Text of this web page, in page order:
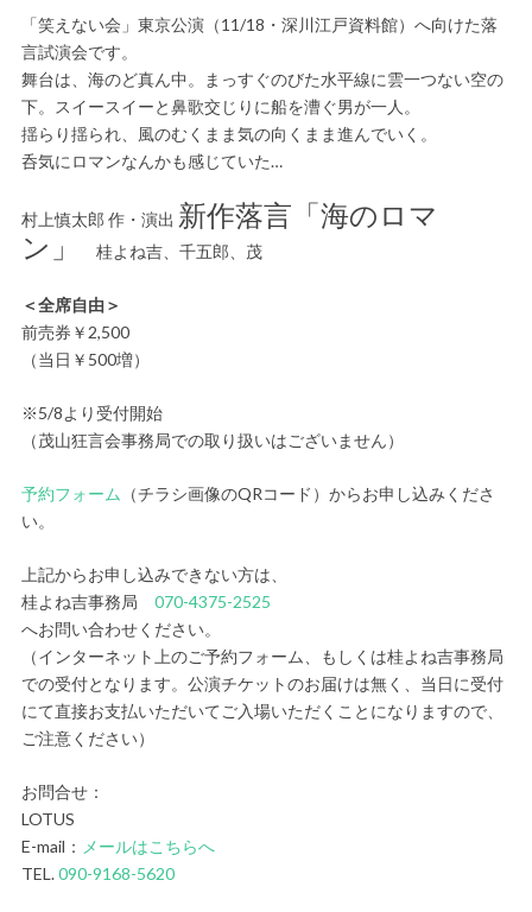
「笑えない会」東京公演（11/18・深川江戸資料館）へ向けた落
言試演会です。
舞台は、海のど真ん中。まっすぐのびた水平線に雲一つない空の
下。スイースイーと鼻歌交じりに船を漕ぐ男が一人。
揺らり揺られ、風のむくまま気の向くまま進んでいく。
呑気にロマンなんかも感じていた…
村上慎太郎 作・演出 新作落言「海のロマ
ン」
桂よね吉、千五郎、茂
＜全席自由＞
前売券￥2,500
（当日￥500増）
※5/8より受付開始
（茂山狂言会事務局での取り扱いはございません）
予約フォーム
（チラシ画像のQRコード）からお申し込みくださ
い。
上記からお申し込みできない方は、
桂よね吉事務局 070-4375-2525
へお問い合わせください。
（インターネット上のご予約フォーム、もしくは桂よね吉事務局
での受付となります。公演チケットのお届けは無く、当日に受付
にて直接お支払いただいてご入場いただくことになりますので、
ご注意ください）
お問合せ：
LOTUS
E-mail： メールはこちらへ
TEL.090-9168-5620